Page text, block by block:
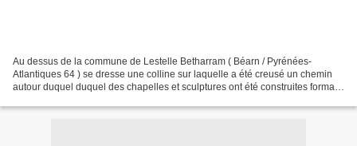
Au dessus de la commune de Lestelle Betharram ( Béarn / Pyrénées-
Atlantiques 64 ) se dresse une colline sur laquelle a été creusé un chemin
autour duquel duquel des chapelles et sculptures ont été construites formant